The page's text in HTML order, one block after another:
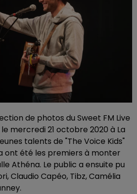
de photos du Sweet FM Live
mercredi 21 octobre 2020 à La
talents de "The Voice Kids"
ont été les premiers à monter
Athéna. Le public a ensuite pu
Claudio Capéo, Tibz, Camélia